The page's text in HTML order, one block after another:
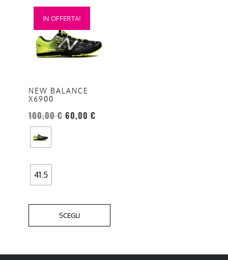
IN OFFERTA!
NEW BALANCE
X6900
100,00€ 60,00 €
41.5
SCEGLI
Questo
prodotto
più
varianti.
opzioni
possono
essere
scelte
nella
del
prodotto